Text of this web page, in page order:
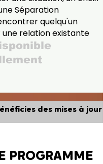
Séparation
quelqu'un
une relation existante
des mises à jour
des mises à jour
PROGRAMME
PROGRAMME